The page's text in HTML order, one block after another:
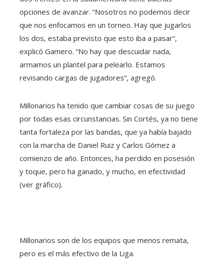
opciones de avanzar. “Nosotros no podemos decir
que nos enfocamos en un torneo. Hay que jugarlos
los dos, estaba previsto que esto iba a pasar”,
explicó Gamero. “No hay que descuidar nada,
armamos un plantel para pelearlo. Estamos
revisando cargas de jugadores”, agregó.
Millonarios ha tenido que cambiar cosas de su juego
por todas esas circunstancias. Sin Cortés, ya no tiene
tanta fortaleza por las bandas, que ya había bajado
con la marcha de Daniel Ruiz y Carlos Gómez a
comienzo de año. Entonces, ha perdido en posesión
y toque, pero ha ganado, y mucho, en efectividad
(ver gráfico).
Millonarios son de los equipos que menos remata,
pero es el más efectivo de la Liga.